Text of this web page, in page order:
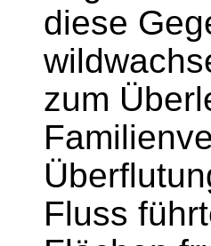
diese
zum
Fluss